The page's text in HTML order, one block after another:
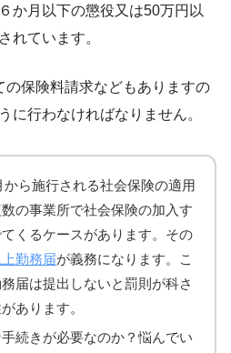
か月以下の懲役又は50万円以
れています。
の保険料請求などもありますの
に行わなければなりません。
から施行される社会保険の適用
の事業所で社会保険の加入す
くるケースがあります。その
勤務届が義務になります。こ
届は提出しないと罰則が科さ
あります。
続きが必要なのか？悩んでい